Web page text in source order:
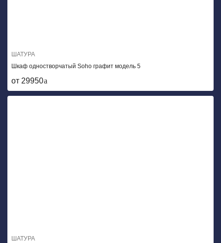
ШАТУРА
Шкаф одностворчатый Soho графит модель 5
от 29950
ШАТУРА